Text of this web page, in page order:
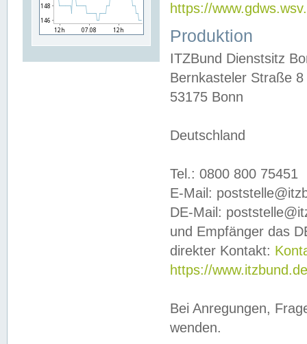
https://
Produktion
ITZBund Dienstsitz
Bernkasteler Straße 8
53175 Bonn
Deutschland
Tel.: 0800 800 75451
E-Mail:
DE-Mail:
und Empfänger das
direkter Kontakt:
https://
Bei Anregungen,
wenden.